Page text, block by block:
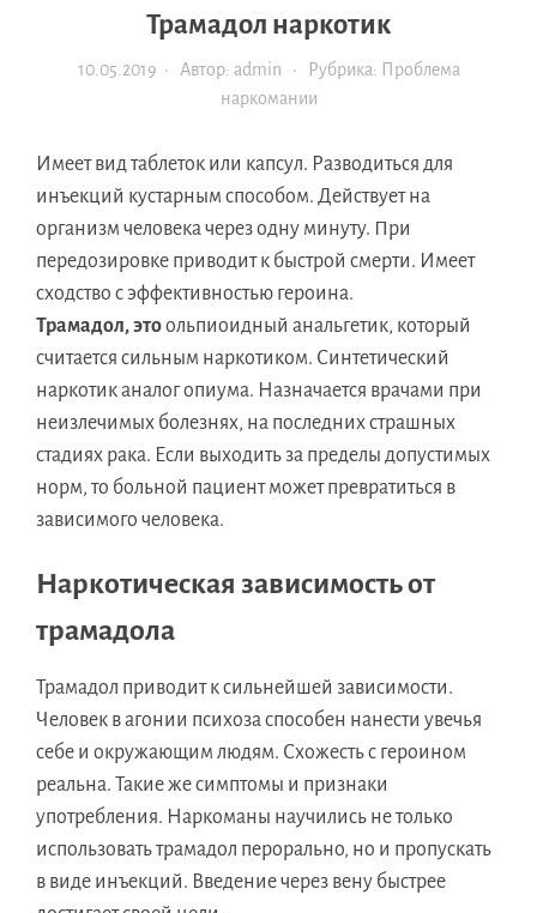
Трамадол наркотик
10.05.2019 · Автор: admin · Рубрика: Проблема
наркомании
Имеет вид таблеток или капсул. Разводиться для
инъекций кустарным способом. Действует на
организм человека через одну минуту. При
передозировке приводит к быстрой смерти. Имеет
сходство с эффективностью героина.
Трамадол, этоольпиоидный анальгетик, который
считается сильным наркотиком. Синтетический
наркотик аналог опиума. Назначается врачами при
неизлечимых болезнях, на последних страшных
стадиях рака. Если выходить за пределы допустимых
норм, то больной пациент может превратиться в
зависимого человека.
Наркотическая зависимость от
трамадола
Трамадол приводит к сильнейшей зависимости.
Человек в агонии психоза способен нанести увечья
себе и окружающим людям. Схожесть с героином
реальна. Такие же симптомы и признаки
употребления. Наркоманы научились не только
использовать трамадол перорально, но и пропускать
в виде инъекций. Введение через вену быстрее